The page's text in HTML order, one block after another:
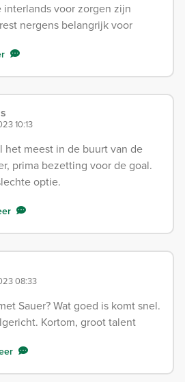
voor zorgen zijn
nergens belangrijk voor
10:13
het meest in de buurt van de
prima bezetting voor de goal.
optie.
08:33
Sauer? Wat goed is komt snel.
Kortom, groot talent